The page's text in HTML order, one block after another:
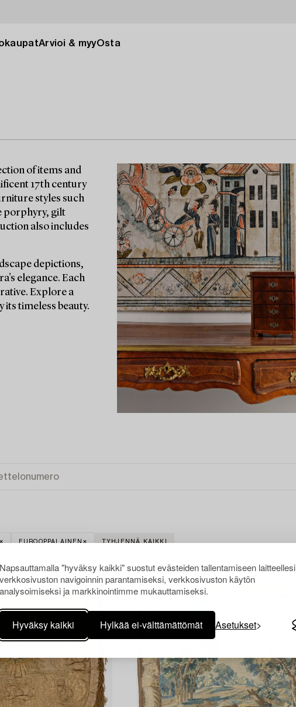
Napsauttamalla "hyväksy kaikki" suostut evästeiden tallentamiseen laitteellesi
verkkosivuston navigoinnin parantamiseksi, verkkosivuston käytön
analysoimiseksi ja markkinointimme mukauttamiseksi.
Hyväksy kaikki Hylkää ei-välttämättömät Asetukset
Arvioi & myyOsta
of items and
17th century
styles such
porphyry, gilt
also includes
depictions,
elegance. Each
Explore a
its timeless beauty.
EUROOPPALAINEN TYHJENNÄ KAIKKI